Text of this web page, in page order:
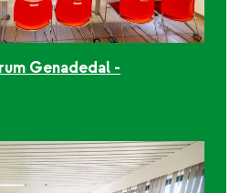
Genadedal -